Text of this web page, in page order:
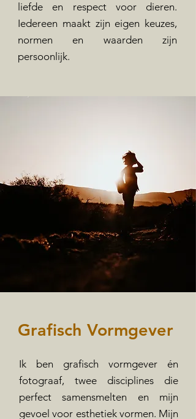
liefde en respect voor dieren.
Iedereen maakt zijn eigen keuzes,
normen en waarden zijn
persoonlijk.
Grafisch Vormgever
Ik ben grafisch vormgever én
fotograaf, twee disciplines die
perfect samensmelten en mijn
gevoel voor esthetiek vormen. Mijn